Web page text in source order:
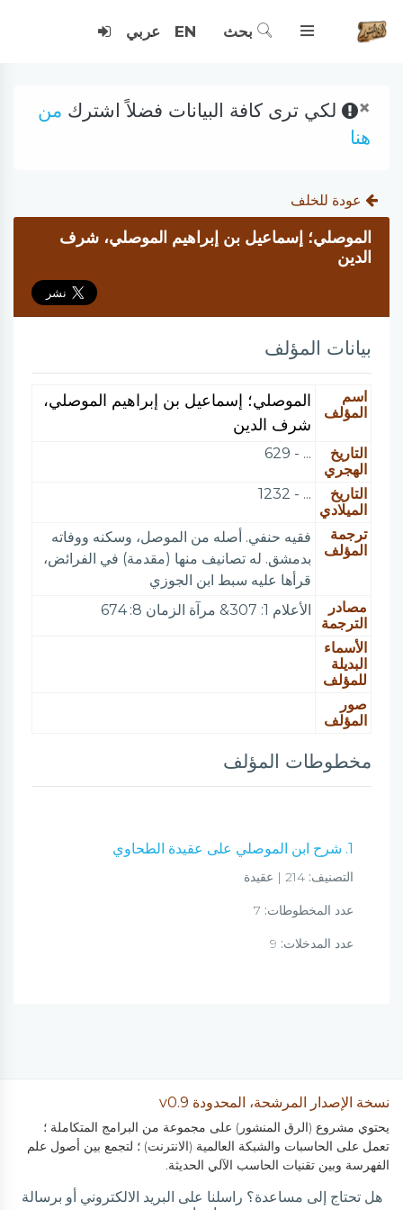
بحث EN عربي
× لكي ترى كافة البيانات فضلاً اشترك من
هنا
عودة للخلف
الموصلي؛ إسماعيل بن إبراهيم الموصلي، شرف
الدين
بيانات المؤلف
اسم
المؤلف
الموصلي؛ إسماعيل بن إبراهيم الموصلي،
شرف الدين
التاريخ
الهجري
... - 629
التاريخ
الميلادي
... - 1232
ترجمة
المؤلف
فقيه حنفي. أصله من الموصل، وسكنه ووفاته
بدمشق. له تصانيف منها (مقدمة) في الفرائض،
قرأها عليه سبط ابن الجوزي
مصادر
الترجمة
الأعلام 1: 307& مرآة الزمان 8: 674
الأسماء
البديلة
للمؤلف
صور
المؤلف
مخطوطات المؤلف
1. شرح ابن الموصلي على عقيدة الطحاوي
التصنيف:
عدد المخطوطات:
عدد المدخلات:
نسخة الإصدار المرشحة، المحدودة v0.9
يحتوي مشروع (الرق المنشور) على مجموعة من البرامج المتكاملة ؛
تعمل على الحاسبات والشبكة العالمية (الانترنت) ؛ لتجمع بين أصول علم
الفهرسة وبين تقنيات الحاسب الآلي الحديثة.
هل تحتاج إلى مساعدة؟ راسلنا على البريد الالكتروني أو برسالة